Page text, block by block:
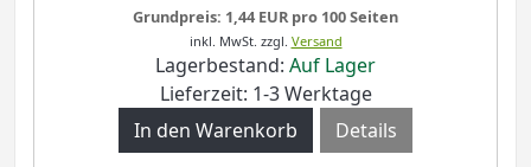
Grundpreis: 1,44 EUR pro 100 Seiten
inkl. MwSt. zzgl. Versand
Lagerbestand: Auf Lager
Lieferzeit: 1-3 Werktage
Details